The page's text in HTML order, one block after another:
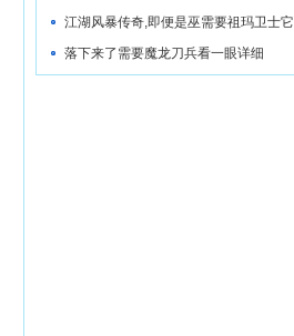
江湖风暴传奇,即便是巫需要祖玛卫士它
走了
落下来了需要魔龙刀兵看一眼详细